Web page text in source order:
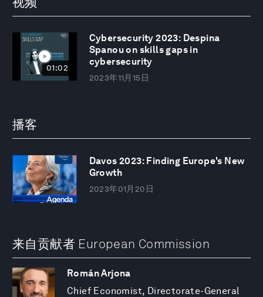
01:02
Cybersecurity 2023: Despina
Spanou on skills gaps in
cybersecurity
2023年11月15日
播客
Davos 2023: Finding Europe's New
Growth
2023年01月20日
来自贡献者 European Commission
Román Arjona
Chief Economist, Directorate-General